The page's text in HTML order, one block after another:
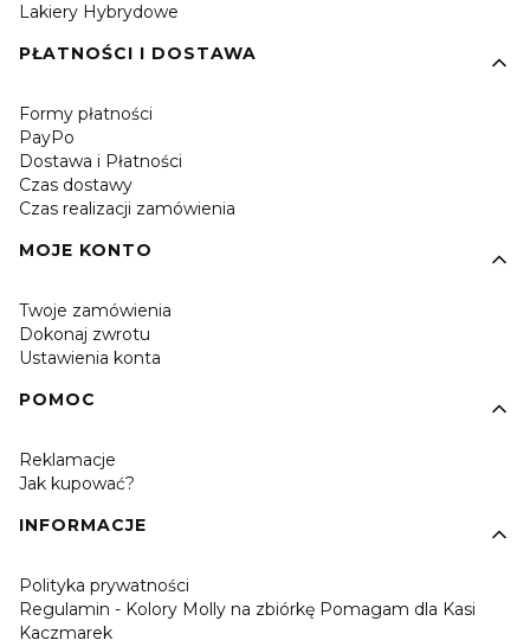
Lakiery Hybrydowe
PŁATNOŚCI I DOSTAWA
Formy płatności
PayPo
Dostawa i Płatności
Czas dostawy
Czas realizacji zamówienia
MOJE KONTO
Twoje zamówienia
Dokonaj zwrotu
Ustawienia konta
POMOC
Reklamacje
Jak kupować?
INFORMACJE
Polityka prywatności
Regulamin - Kolory Molly na zbiórkę Pomagam dla Kasi
Kaczmarek